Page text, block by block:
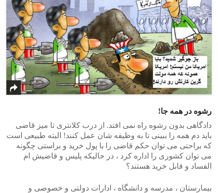
رشوه در همه جا!
دادگاهی بدون رشوه راه نمی افتد. از درب کلانتری تا میز قاضی
باید دم همه را ببینی تا به وظیفه شان عمل کنند! البته طبیعی است
که براحتی می توان حکم قاضی را با پول خرید و براستی چگونه
می توان کشوری را اداره کرد ، در حالیکه پلیس و قاضیش ام
الفساد و قابل خرید هستند؟
بیمارستان ، مدرسه و دانشگاه ، ادارات دولتی و خصوصی و